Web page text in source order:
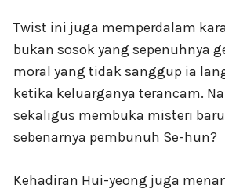
Twist ini juga memperdalam
bukan sosok yang sepenuhnya
moral yang tidak sanggup ia
ketika keluarganya terancam.
sekaligus membuka misteri
sebenarnya pembunuh Se-hun?
Kehadiran Hui-yeong juga